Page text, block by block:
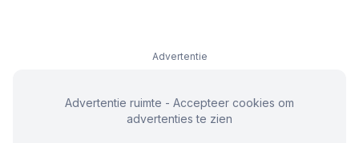
Advertentie
Advertentie ruimte - Accepteer cookies om
advertenties te zien